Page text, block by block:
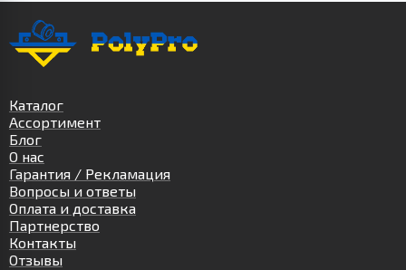
Каталог
Ассортимент
Блог
О нас
Гарантия / Рекламация
Вопросы и ответы
Оплата и доставка
Партнерство
Контакты
Отзывы